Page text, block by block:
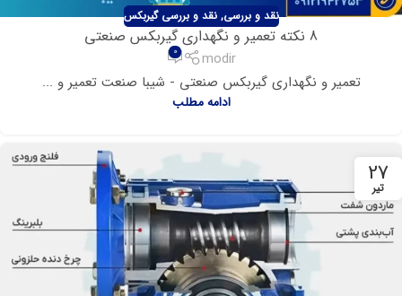
نقد و بررسی,نقد و بررسی گیربکس
8 نکته تعمیر و نگهداری گیربکس صنعتی
modir
0
تعمیر و نگهداری گیربکس صنعتی - شیبا صنعت تعمیر و ...
ادامه مطلب
27
تیر